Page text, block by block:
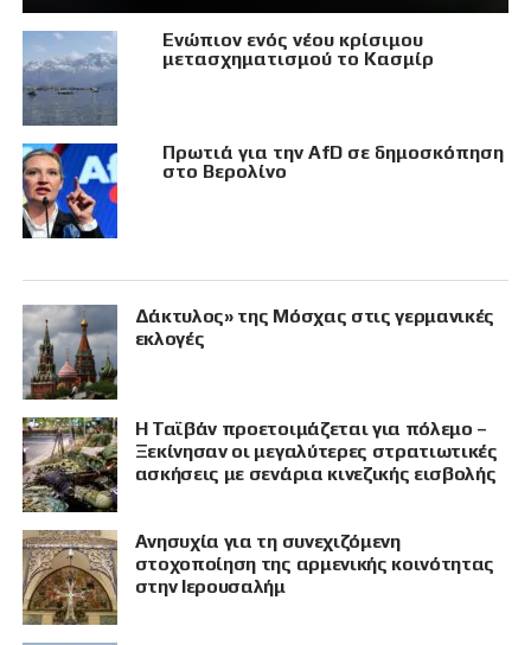
Eνώπιον ενός νέου κρίσιμου
μετασχηματισμού το Κασμίρ
Πρωτιά για την AfD σε δημοσκόπηση
στο Βερολίνο
Δάκτυλος» της Μόσχας στις γερμανικές
εκλογές
Η Ταϊβάν προετοιμάζεται για πόλεμο –
Ξεκίνησαν οι μεγαλύτερες στρατιωτικές
ασκήσεις με σενάρια κινεζικής εισβολής
Ανησυχία για τη συνεχιζόμενη
στοχοποίηση της αρμενικής κοινότητας
στην Ιερουσαλήμ